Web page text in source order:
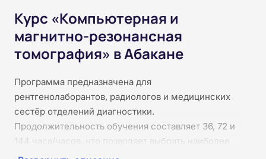
Курс «Компьютерная и
магнитно-резонансная
томография» в Абакане
Программа предназначена для
рентгенолаборантов, радиологов и медицинских
сестёр отделений диагностики.
Продолжительность обучения составляет 36, 72 и
144 часа/часов, что позволяет выбрать наиболее
удобный формат. Курс проходит полностью онлайн,